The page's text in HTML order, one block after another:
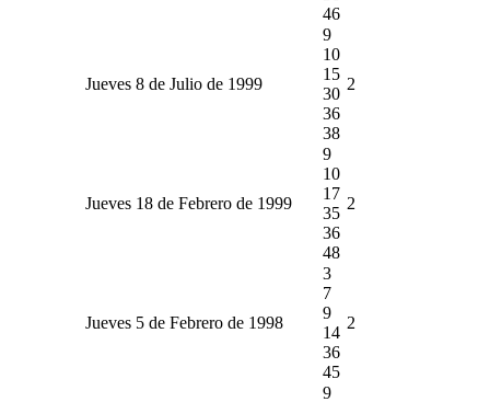
46
Jueves 8 de Julio de 1999
9
10
15
30
36
38
2
Jueves 18 de Febrero de 1999
9
10
17
35
36
48
2
Jueves 5 de Febrero de 1998
3
7
9
14
36
45
2
9